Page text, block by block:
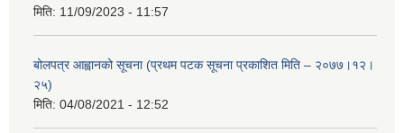
मिति: 11/09/2023 - 11:57
बोलपत्र आह्वानको सूचना (प्रथम पटक सूचना प्रकाशित मिति – २०७७।१२।
२५)
मिति: 04/08/2021 - 12:52